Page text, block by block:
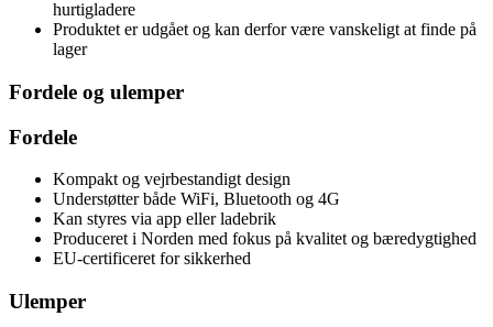
hurtigladere
Produktet er udgået og kan derfor være vanskeligt at finde på
lager
Fordele og ulemper
Fordele
Kompakt og vejrbestandigt design
Understøtter både WiFi, Bluetooth og 4G
Kan styres via app eller ladebrik
Produceret i Norden med fokus på kvalitet og bæredygtighed
EU-certificeret for sikkerhed
Ulemper